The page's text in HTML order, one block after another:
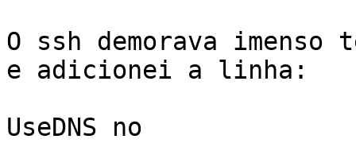
O ssh demorava
e adicionei a linha:
UseDNS no